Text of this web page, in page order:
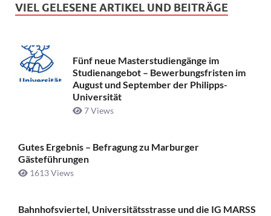
VIEL GELESENE ARTIKEL UND BEITRÄGE
Fünf neue Masterstudiengänge im
Studienangebot – Bewerbungsfristen im
August und September der Philipps-
Universität
7 Views
Gutes Ergebnis – Befragung zu Marburger
Gästeführungen
1613 Views
Bahnhofsviertel, Universitätsstrasse und die IG MARSS